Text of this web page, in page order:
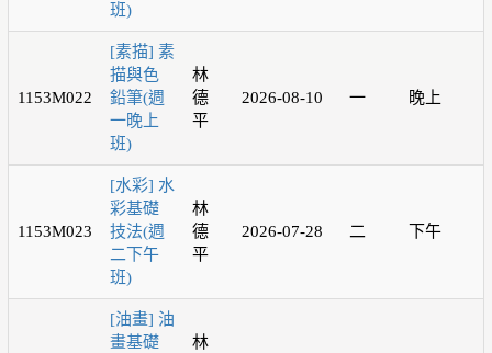
班)
1153M022
[素描] 素
描與色
鉛筆(週
一晚上
班)
林
德
平
2026-08-10 一 晚上
1153M023
[水彩] 水
彩基礎
技法(週
二下午
班)
林
德
平
2026-07-28 二 下午
[油畫] 油
畫基礎
林